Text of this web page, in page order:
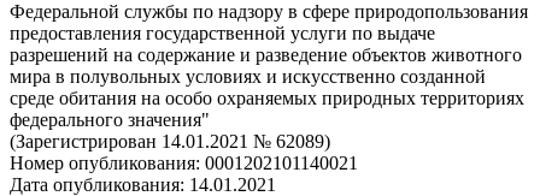
Федеральной службы по надзору в сфере природопользования
предоставления государственной услуги по выдаче
разрешений на содержание и разведение объектов животного
мира в полувольных условиях и искусственно созданной
среде обитания на особо охраняемых природных территориях
федерального значения"
(Зарегистрирован 14.01.2021 № 62089)
Номер опубликования: 0001202101140021
Дата опубликования: 14.01.2021